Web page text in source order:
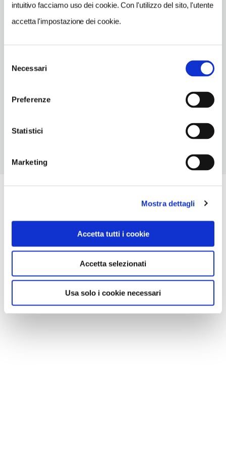
intuitivo facciamo uso dei cookie. Con l'utilizzo del sito, l'utente
accetta l'impostazione dei cookie.
delNecessari
Preferenze
Statistici
Marketing
Mostra dettagli
Accetta tutti i cookie
Accetta selezionati
Usa solo i cookie necessari
INDIRIZZO EMAIL
bbpalazzozampaglione@gmail.com
NUMERO CAMERE
ORARI DI APERTURA